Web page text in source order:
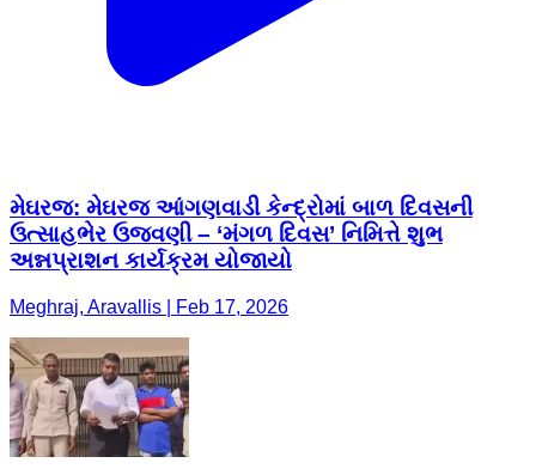
મેઘરજ: મેઘરજ આંગણવાડી કેન્દ્રોમાં બાળ દિવસની
ઉત્સાહભેર ઉજવણી – ‘મંગળ દિવસ’ નિમિત્તે શુભ
અન્નપ્રાશન કાર્યક્રમ યોજાયો
Meghraj, Aravallis | Feb 17, 2026